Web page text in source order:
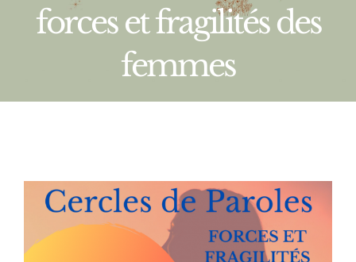
forces et fragilités des
femmes
Voir
l'image
agrandie